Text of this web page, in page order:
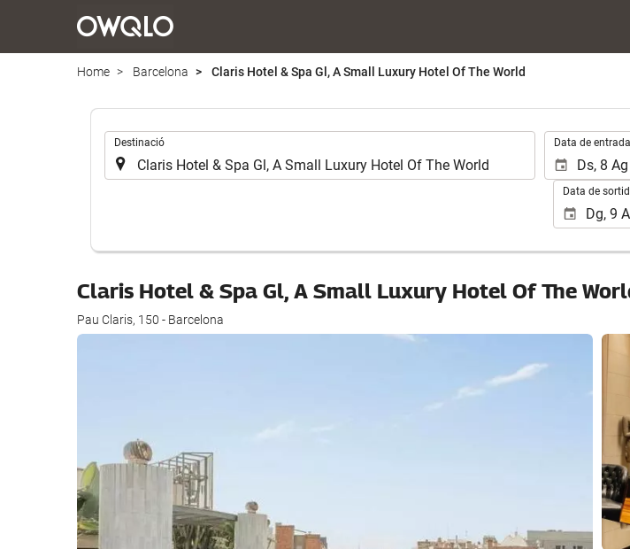
Home Barcelona Claris Hotel & Spa Gl, A Small Luxury Hotel Of The World
Destinació Data de entrada
Data de
Claris Hotel & Spa Gl, A Small Luxury Hotel Of The
Pau Claris, 150 - Barcelona